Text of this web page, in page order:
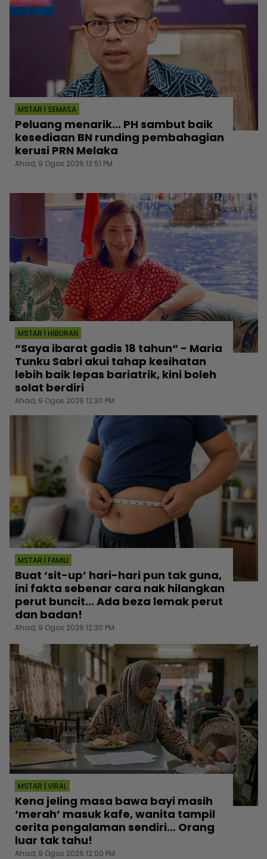
MSTAR | SEMASA
Peluang menarik… PH sambut baik
kesediaan BN runding pembahagian
kerusi PRN Melaka
Ahad, 9 Ogos 2026 12:51 PM
MSTAR | HIBURAN
“Saya ibarat gadis 18 tahun“ - Maria
Tunku Sabri akui tahap kesihatan
lebih baik lepas bariatrik, kini boleh
solat berdiri
Ahad, 9 Ogos 2026 12:30 PM
MSTAR | FAMILI
Buat ‘sit-up’ hari-hari pun tak guna,
ini fakta sebenar cara nak hilangkan
perut buncit... Ada beza lemak perut
dan badan!
Ahad, 9 Ogos 2026 12:30 PM
MSTAR | VIRAL
Kena jeling masa bawa bayi masih
‘merah’ masuk kafe, wanita tampil
cerita pengalaman sendiri... Orang
luar tak tahu!
Ahad, 9 Ogos 2026 12:00 PM